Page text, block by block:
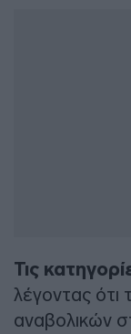
Τις
λέγοντας
αναβολικών